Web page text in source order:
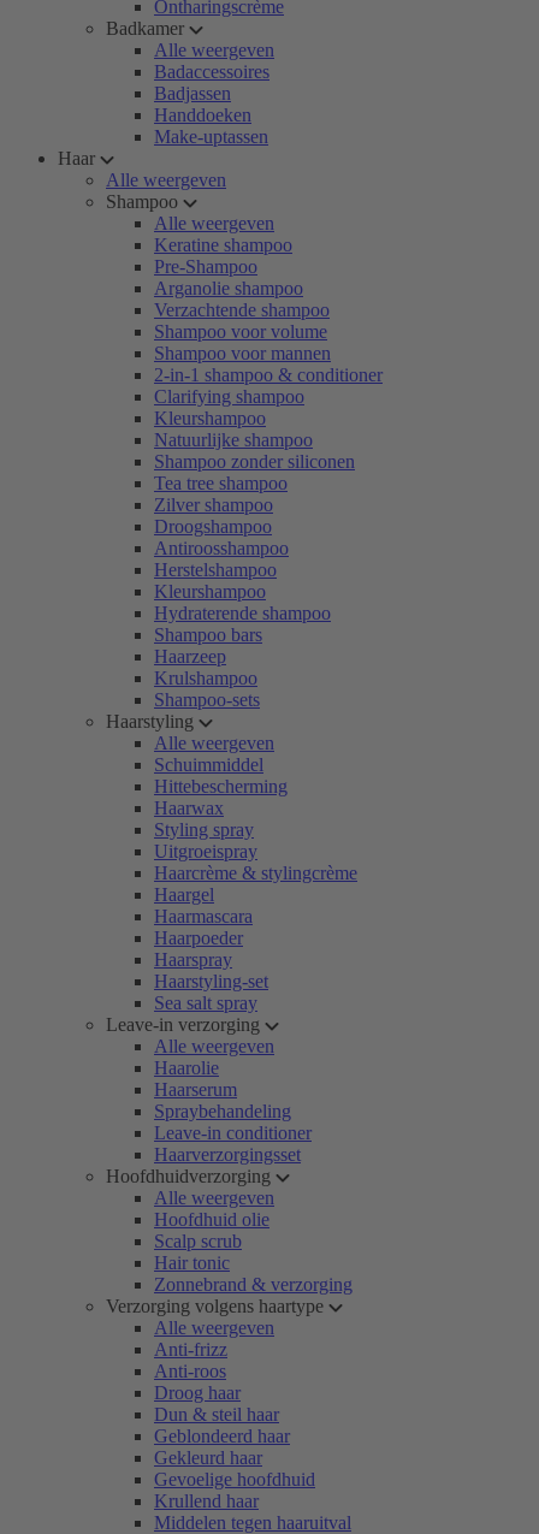
Ontharingscrème
Badkamer
Alle weergeven
Badaccessoires
Badjassen
Handdoeken
Make-uptassen
Haar
Alle weergeven
Shampoo
Alle weergeven
Keratine shampoo
Pre-Shampoo
Arganolie shampoo
Verzachtende shampoo
Shampoo voor volume
Shampoo voor mannen
2-in-1 shampoo & conditioner
Clarifying shampoo
Kleurshampoo
Natuurlijke shampoo
Shampoo zonder siliconen
Tea tree shampoo
Zilver shampoo
Droogshampoo
Antiroosshampoo
Herstelshampoo
Kleurshampoo
Hydraterende shampoo
Shampoo bars
Haarzeep
Krulshampoo
Shampoo-sets
Haarstyling
Alle weergeven
Schuimmiddel
Hittebescherming
Haarwax
Styling spray
Uitgroeispray
Haarcrème & stylingcrème
Haargel
Haarmascara
Haarpoeder
Haarspray
Haarstyling-set
Sea salt spray
Leave-in verzorging
Alle weergeven
Haarolie
Haarserum
Spraybehandeling
Leave-in conditioner
Haarverzorgingsset
Hoofdhuidverzorging
Alle weergeven
Hoofdhuid olie
Scalp scrub
Hair tonic
Zonnebrand & verzorging
Verzorging volgens haartype
Alle weergeven
Anti-frizz
Anti-roos
Droog haar
Dun & steil haar
Geblondeerd haar
Gekleurd haar
Gevoelige hoofdhuid
Krullend haar
Middelen tegen haaruitval